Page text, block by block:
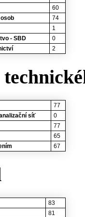
60
74
1
- SBD
0
2
77
síť
0
77
65
67
83
81